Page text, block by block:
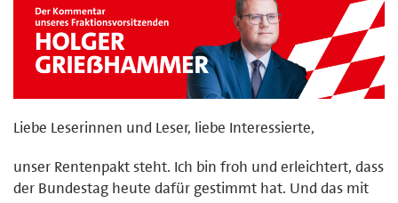
Liebe Leserinnen und Leser, liebe Interessierte,
unser Rentenpakt steht. Ich bin froh und erleichtert, dass
der Bundestag heute dafür gestimmt hat. Und das mit